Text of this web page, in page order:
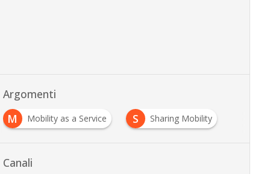
Argomenti
M
Mobility as a Service S Sharing Mobility
Canali